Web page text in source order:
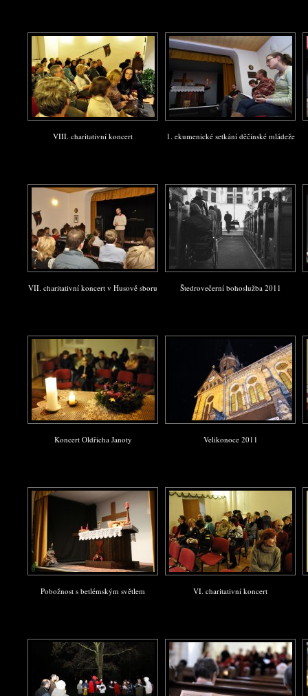
VIII. charitativní koncert 1. ekumenické setkání děčínské mládeže
VII. charitativní koncert v Husově sboru Štedrovečerní bohoslužba 2011
Koncert Oldřicha Janoty Velikonoce 2011
Pobožnost s betlémským světlem VI. charitativní koncert